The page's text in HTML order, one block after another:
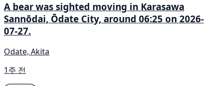
A bear was sighted moving in Karasawa
Sannōdai, Ōdate City, around 06:25 on 2026-
07-27.
Odate, Akita
1주 전